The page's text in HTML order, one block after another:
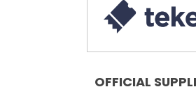
OFFICIAL